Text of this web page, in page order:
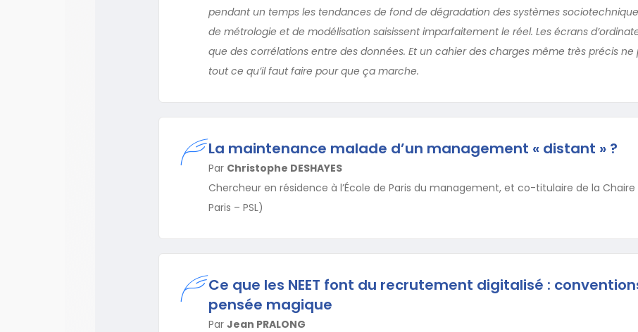
pendant un temps les tendances de fond de dégradation des systèmes
de métrologie et de modélisation saisissent imparfaitement le réel. Les écrans
que des corrélations entre des données. Et un cahier des charges même très précis ne
tout ce qu’il faut faire pour que ça marche.
La maintenance malade d’un management « distant » ?
Par Christophe DESHAYES
Chercheur en résidence à l’École de Paris du management, et co-titulaire de la Chaire
Paris – PSL)
Ce que les NEET font du recrutement digitalisé :
pensée magique
Par Jean PRALONG